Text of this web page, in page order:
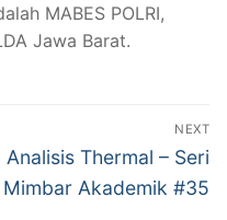
MABES POLRI,
Jawa Barat.
NEXT
Next
post:
Analisis Thermal – Seri
Mimbar Akademik #35